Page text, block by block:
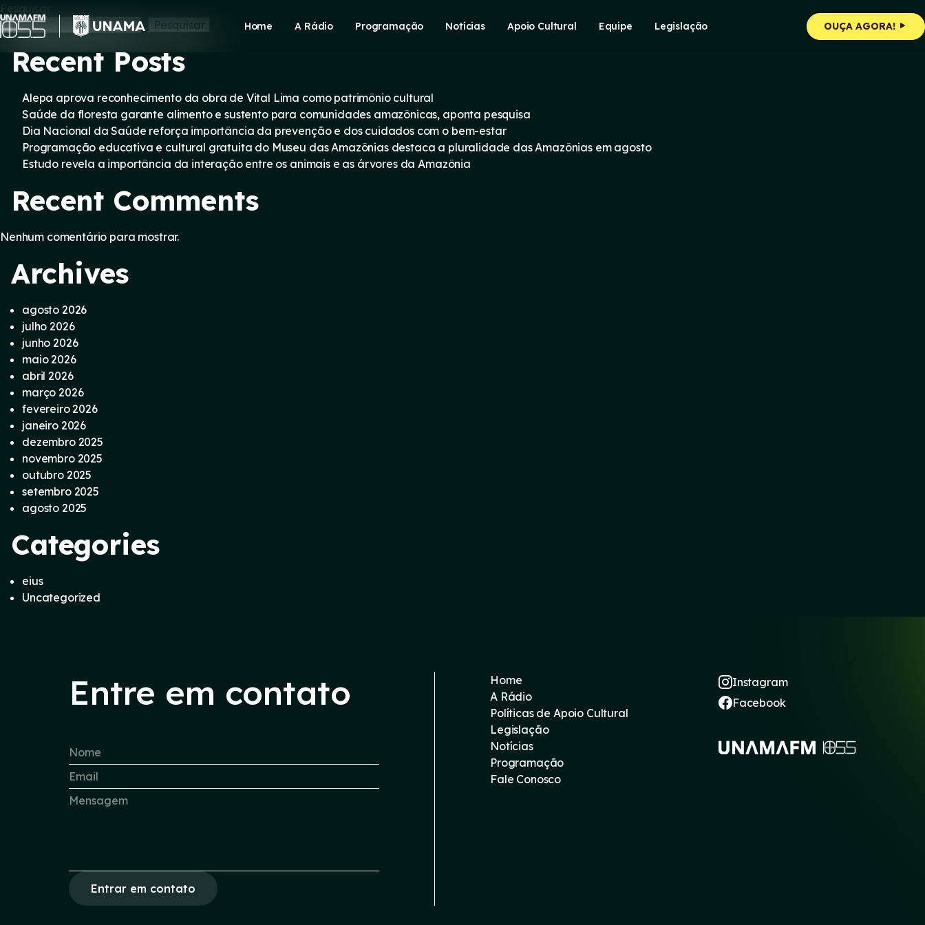
Skip
to
content
Home A Rádio Programação Notícias Apoio Cultural Equipe Legislação OUÇA AGORA!
Pesquisar
Pesquisar
Recent Posts
Alepa aprova reconhecimento da obra de Vital Lima como patrimônio cultural
Saúde da floresta garante alimento e sustento para comunidades amazônicas, aponta pesquisa
Dia Nacional da Saúde reforça importância da prevenção e dos cuidados com o bem-estar
Programação educativa e cultural gratuita do Museu das Amazônias destaca a pluralidade das Amazônias em agosto
Estudo revela a importância da interação entre os animais e as árvores da Amazônia
Recent Comments
Nenhum comentário para mostrar.
Archives
agosto 2026
julho 2026
junho 2026
maio 2026
abril 2026
março 2026
fevereiro 2026
janeiro 2026
dezembro 2025
novembro 2025
outubro 2025
setembro 2025
agosto 2025
Categories
eius
Uncategorized
Entre em contato
Entrar em contato
Home
A Rádio
Políticas de Apoio Cultural
Legislação
Notícias
Programação
Fale Conosco
Instagram
Facebook